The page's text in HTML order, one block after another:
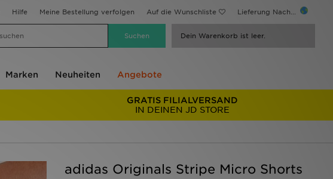
Hilfe Meine Bestellung verfolgen Auf die Wunschliste Lieferung Nach...
Dein Warenkorb ist leer.
Marken Neuheiten Angebote
GRATIS FILIALVERSAND
IN DEINEN JD STORE
adidas Originals Stripe Micro Shorts